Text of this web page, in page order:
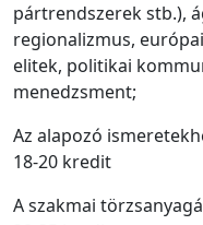
pártrendszerek stb.),
regionalizmus,
elitek, politikai
menedzsment;
Az alapozó
18-20 kredit
A szakmai